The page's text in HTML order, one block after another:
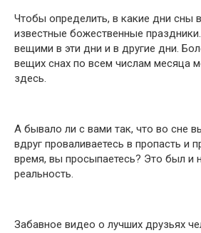
Чтобы определить, в какие дни сны
известные божественные
вещими в эти дни и в другие дни.
вещих снах по всем числам месяца
здесь.
А бывало ли с вами так, что во сне
вдруг проваливаетесь в пропасть и
время, вы просыпаетесь? Это был и
реальность.
Забавное видео о лучших друзьях